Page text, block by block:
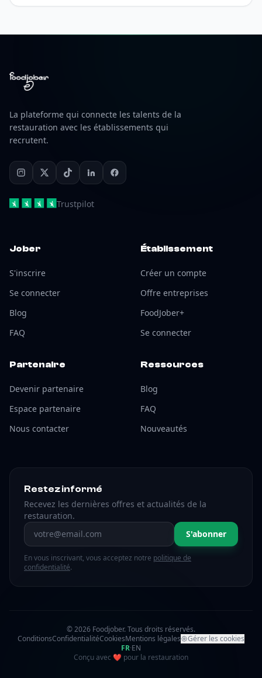
La plateforme qui connecte les talents de la
restauration avec les établissements qui
recrutent.
Trustpilot
Jober
S'inscrire
Se connecter
Blog
FAQ
Établissement
Créer un compte
Offre entreprises
FoodJober+
Se connecter
Partenaire
Devenir partenaire
Espace partenaire
Nous contacter
Ressources
Blog
FAQ
Nouveautés
Restez informé
Recevez les dernières offres et actualités de la
restauration.
Adresse email S'abonner
En vous inscrivant, vous acceptez notre politique de
confidentialité.
© 2026 Foodjober. Tous droits réservés.
ConditionsConfidentialitéCookiesMentions légales
Gérer les cookies
FR·EN
Conçu avec ❤ amour
pour la restauration